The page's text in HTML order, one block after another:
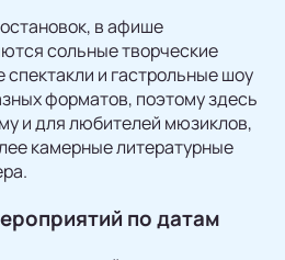
в афише
сольные творческие
спектакли и гастрольные шоу
форматов, поэтому здесь
и для любителей мюзиклов,
камерные литературные
по датам